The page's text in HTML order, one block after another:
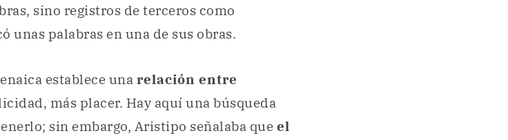
sino registros de terceros como
unas palabras en una de sus obras.
establece una relación entre
más placer. Hay aquí una búsqueda
sin embargo, Aristipo señalaba que el